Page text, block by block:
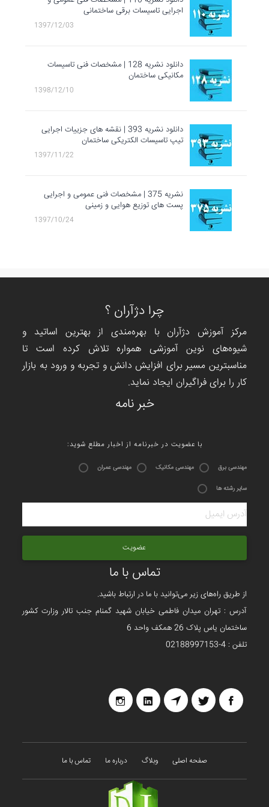
اجرایی تاسیسات برقی ساختمانی
1397/12/03
دانلود نشریه 128 | مشخصات فنی تاسيسات
مكانيكی ساختمان
1398/12/10
دانلود نشریه 393 | نقشه های جزییات اجرایی
تیپ تاسیسات الکتریکی ساختمان
1397/11/22
نشریه 375 | مشخصات فنی عمومی و اجرایی
پست های توزیع هوایی و زمینی
1397/10/24
چرا دژآران ؟
مرکز آموزش دژآران با بهره‌مندی از بهترین اساتید و
شیوه‌های نوین آموزشی همواره تلاش کرده است تا
مناسبترین مسیر برای افزایش دانش و تجربه و ورود به بازار
کار را برای فراگیران ایجاد نماید.
خبر نامه
:با عضویت در خبرنامه از اخبار مطلع شوید
مهندسی برق مهندسی مکانیک مهندسی عمران
سایر رشته ها
عضویت
تماس با ما
از طریق راه‌های زیر می‌توانید با ما در ارتباط باشید.
آدرس : تهران میدان فاطمی خیابان شهید گمنام جنب تالار وزارت کشور
ساختمان یاس پلاک 26 همکف واحد 6
تلفن : 4-02188997153
تماس با ما درباره ما وبلاگ صفحه اصلی